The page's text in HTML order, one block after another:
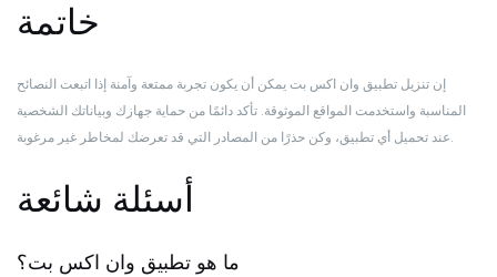
خاتمة
إن تنزيل تطبيق وان اكس بت يمكن أن يكون تجربة ممتعة وآمنة إذا اتبعت النصائح
المناسبة واستخدمت المواقع الموثوقة. تأكد دائمًا من حماية جهازك وبياناتك الشخصية
عند تحميل أي تطبيق، وكن حذرًا من المصادر التي قد تعرضك لمخاطر غير مرغوبة.
أسئلة شائعة
ما هو تطبيق وان اكس بت؟